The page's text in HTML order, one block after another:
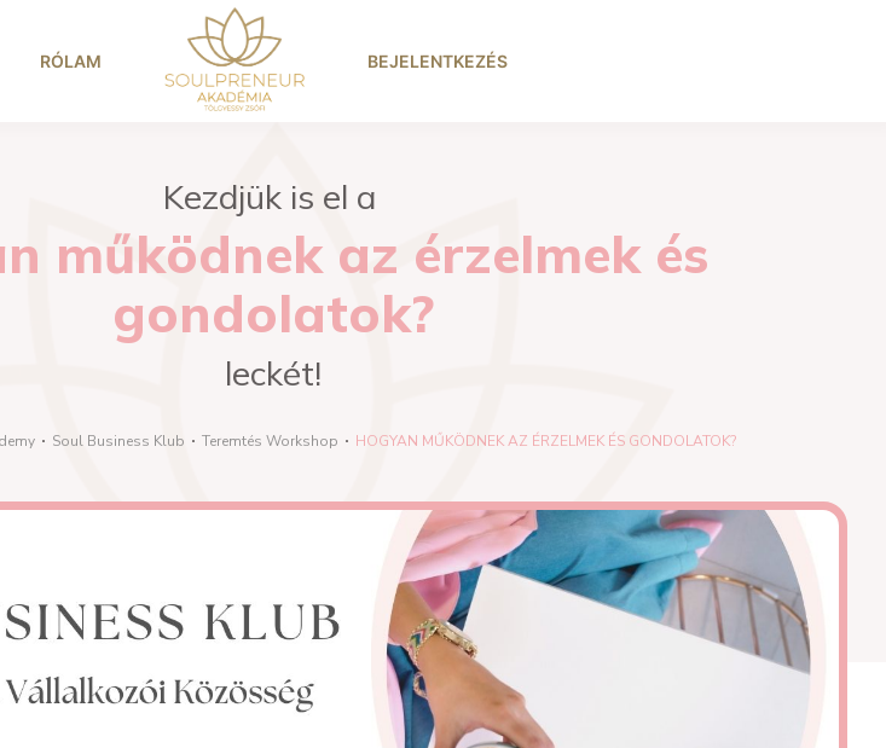
RÓLAM BEJELENTKEZÉS
Kezdjük is el a
működnek az érzelmek és
gondolatok?
leckét!
Soul Business Klub Teremtés Workshop HOGYAN MŰKÖDNEK AZ ÉRZELMEK ÉS GONDOLATOK?